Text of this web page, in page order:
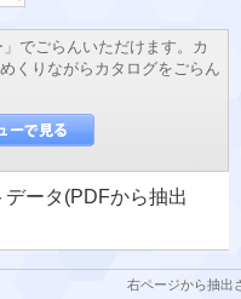
でごらんいただけます。カ
くりながらカタログをごらん
ータ(PDFから抽出
右ページから抽出